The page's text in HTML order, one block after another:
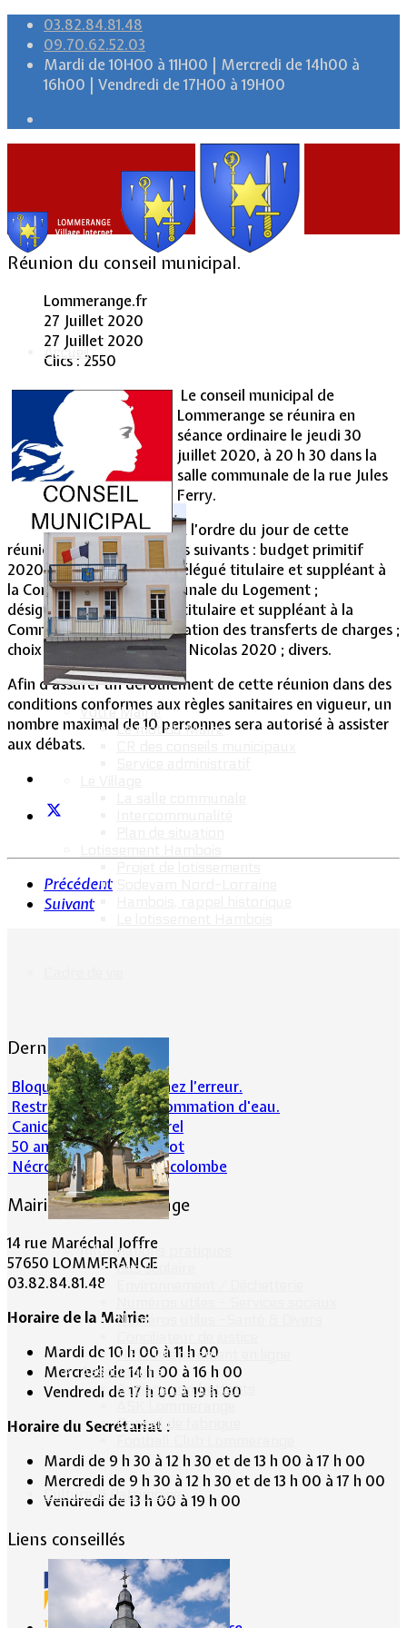
03.82.84.81.48
09.70.62.52.03
Mardi de 10H00 à 11H00 | Mercredi de 14h00 à
16h00 | Vendredi de 17H00 à 19H00
Accueil
Vie Municipale
Votre Mairie
Le mot du Maire
Informations pratiques
Bus scolaire
Numéros utiles -Santé & Divers
TIPI : Télépaiement en ligne
Associations
Anciens combattants
Conseil de fabrique
Culture & Patrimoine
Réunion du conseil municipal.
Lommerange.fr
27 Juillet 2020
27 Juillet 2020
Clics : 2550
Le conseil municipal de
Lommerange se réunira en
séance ordinaire le jeudi 30
juillet 2020, à 20 h 30 dans la
salle communale de la rue Jules
Ferry.
A l’ordre du jour de cette
réunion, figurent les points suivants : budget primitif
2020 ; Désignation d’un délégué titulaire et suppléant à
la Commission Intercommunale du Logement ;
désignation d’un délégué titulaire et suppléant à la
Commission locale d’évaluation des transferts de charges ;
choix du spectacle de la St Nicolas 2020 ; divers.
Afin d’assurer un déroulement de cette réunion dans des
conditions conformes aux règles sanitaires en vigueur, un
nombre maximal de 10 personnes sera autorisé à assister
aux débats.
Précédent
Suivant
Dernières actualités
Bloqué en forêt. Cherchez l’erreur.
Restrictions sur la consommation d'eau.
Canicule et milieu naturel
50 ans d’histoires de foot
Nécrologie : Norbert Lacolombe
Mairie de Lommerange
14 rue Maréchal Joffre
57650 LOMMERANGE
03.82.84.81.48
Horaire de la Mairie:
Mardi de 10 h 00 à 11 h 00
Mercredi de 14 h 00 à 16 h 00
Vendredi de 17 h 00 à 19 h 00
Horaire du Secrétariat :
Mardi de 9 h 30 à 12 h 30 et de 13 h 00 à 17 h 00
Mercredi de 9 h 30 à 12 h 30 et de 13 h 00 à 17 h 00
Vendredi de 13 h 00 à 19 h 00
Liens conseillés